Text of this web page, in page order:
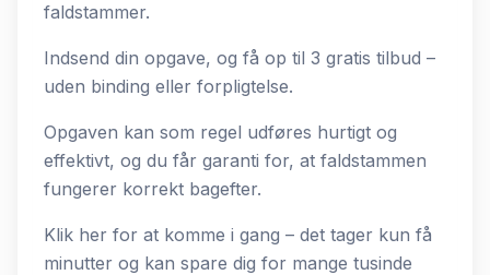
faldstammer.
Indsend din opgave, og få op til 3 gratis tilbud –
uden binding eller forpligtelse.
Opgaven kan som regel udføres hurtigt og
effektivt, og du får garanti for, at faldstammen
fungerer korrekt bagefter.
Klik her for at komme i gang – det tager kun få
minutter og kan spare dig for mange tusinde